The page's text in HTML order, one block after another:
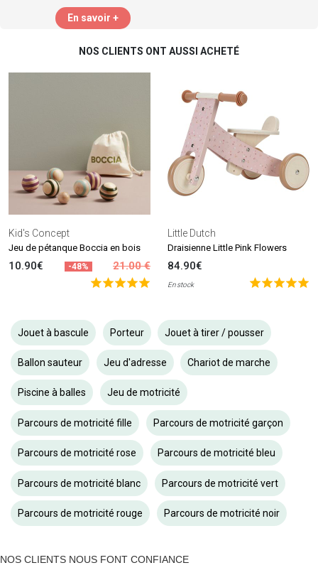
En savoir +
NOS CLIENTS ONT AUSSI ACHETÉ
Kid's Concept
Jeu de pétanque Boccia en bois
10.90€ -48% 21.00 €
Little Dutch
Draisienne Little Pink Flowers
84.90€
En stock
Jouet à bascule Porteur Jouet à tirer / pousser
Ballon sauteur Jeu d'adresse Chariot de marche
Piscine à balles Jeu de motricité
Parcours de motricité fille Parcours de motricité garçon
Parcours de motricité rose Parcours de motricité bleu
Parcours de motricité blanc Parcours de motricité vert
Parcours de motricité rouge Parcours de motricité noir
NOS CLIENTS NOUS FONT CONFIANCE